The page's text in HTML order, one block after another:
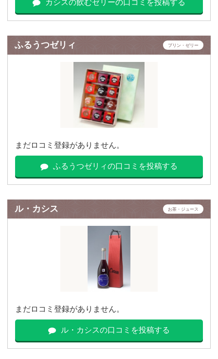
カシスの飲むゼリーの口コミを投稿する
ふるうつゼリィ プリン・ゼリー
まだロコミ登録がありません。
ふるうつゼリィの口コミを投稿する
ル・カシス お茶・ジュース
まだロコミ登録がありません。
ル・カシスの口コミを投稿する